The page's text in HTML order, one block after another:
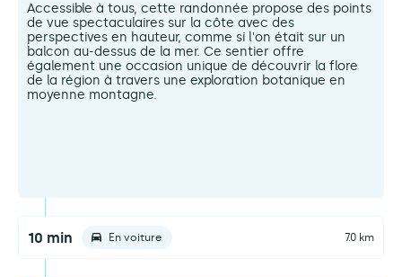
Accessible à tous, cette randonnée propose des points
de vue spectaculaires sur la côte avec des
perspectives en hauteur, comme si l'on était sur un
balcon au-dessus de la mer. Ce sentier offre
également une occasion unique de découvrir la flore
de la région à travers une exploration botanique en
moyenne montagne.
10 min En voiture 7.0 km